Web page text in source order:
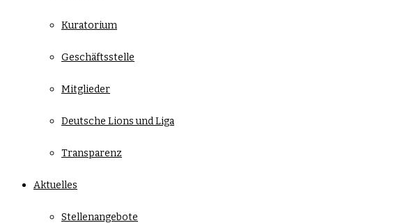
Kuratorium
Geschäftsstelle
Mitglieder
Deutsche Lions und Liga
Transparenz
Aktuelles
Stellenangebote